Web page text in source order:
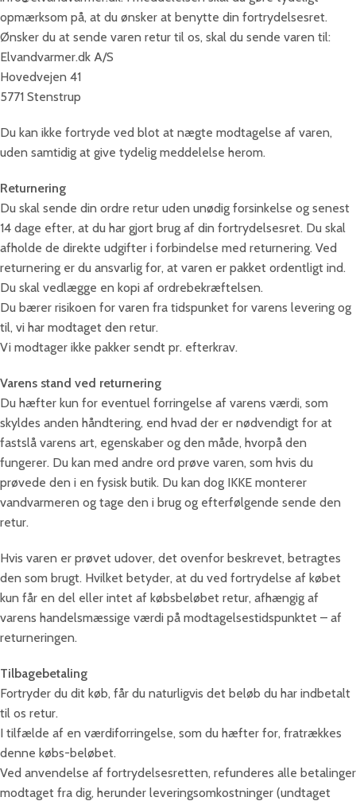
opmærksom på, at du ønsker at benytte din fortrydelsesret.
Ønsker du at sende varen retur til os, skal du sende varen til:
Elvandvarmer.dk A/S
Hovedvejen 41
5771 Stenstrup
Du kan ikke fortryde ved blot at nægte modtagelse af varen,
uden samtidig at give tydelig meddelelse herom.
Returnering
Du skal sende din ordre retur uden unødig forsinkelse og senest
14 dage efter, at du har gjort brug af din fortrydelsesret. Du skal
afholde de direkte udgifter i forbindelse med returnering. Ved
returnering er du ansvarlig for, at varen er pakket ordentligt ind.
Du skal vedlægge en kopi af ordrebekræftelsen.
Du bærer risikoen for varen fra tidspunket for varens levering og
til, vi har modtaget den retur.
Vi modtager ikke pakker sendt pr. efterkrav.
Varens stand ved returnering
Du hæfter kun for eventuel forringelse af varens værdi, som
skyldes anden håndtering, end hvad der er nødvendigt for at
fastslå varens art, egenskaber og den måde, hvorpå den
fungerer. Du kan med andre ord prøve varen, som hvis du
prøvede den i en fysisk butik. Du kan dog IKKE monterer
vandvarmeren og tage den i brug og efterfølgende sende den
retur.
Hvis varen er prøvet udover, det ovenfor beskrevet, betragtes
den som brugt. Hvilket betyder, at du ved fortrydelse af købet
kun får en del eller intet af købsbeløbet retur, afhængig af
varens handelsmæssige værdi på modtagelsestidspunktet – af
returneringen.
Tilbagebetaling
Fortryder du dit køb, får du naturligvis det beløb du har indbetalt
til os retur.
I tilfælde af en værdiforringelse, som du hæfter for, fratrækkes
denne købs-beløbet.
Ved anvendelse af fortrydelsesretten, refunderes alle betalinger
modtaget fra dig, herunder leveringsomkostninger (undtaget